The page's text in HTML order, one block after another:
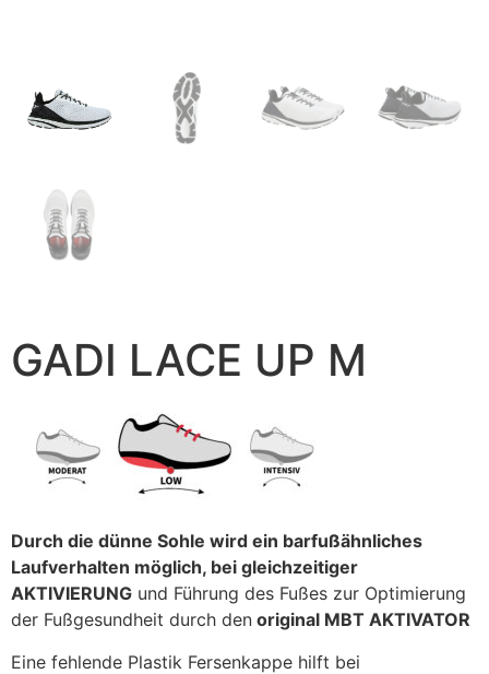
GADI LACE UP M
Durch die dünne Sohle wird ein barfußähnliches
Laufverhalten möglich, bei gleichzeitiger
AKTIVIERUNG und Führung des Fußes zur Optimierung
der Fußgesundheit durch den original MBT AKTIVATOR
Eine fehlende Plastik Fersenkappe hilft bei